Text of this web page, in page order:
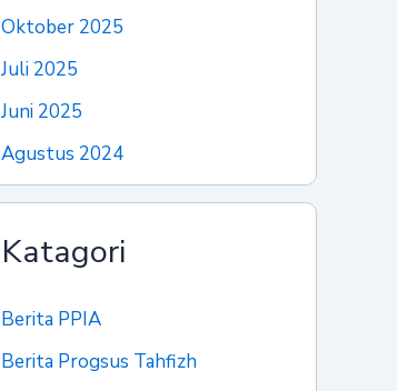
Oktober 2025
Juli 2025
Juni 2025
Agustus 2024
Katagori
Berita PPIA
Berita Progsus Tahfizh